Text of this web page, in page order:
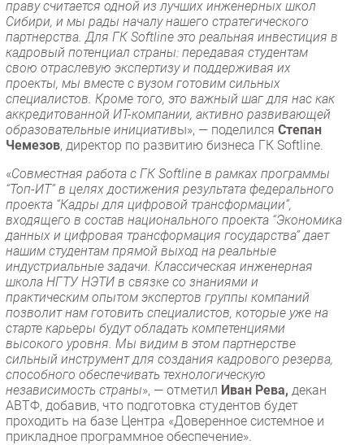
праву считается одной из лучших инженерных школ
Сибири, и мы рады началу нашего стратегического
партнерства. Для ГК Softline это реальная инвестиция в
кадровый потенциал страны: передавая студентам
свою отраслевую экспертизу и поддерживая их
проекты, мы вместе с вузом готовим сильных
специалистов. Кроме того, это важный шаг для нас как
аккредитованной ИТ-компании, активно развивающей
образовательные инициативы», — поделился Степан
Чемезов, директор по развитию бизнеса ГК Softline.
«Совместная работа с ГК Softline в рамках программы
“Топ-ИТ” в целях достижения результата федерального
проекта “Кадры для цифровой трансформации”,
входящего в состав национального проекта “Экономика
данных и цифровая трансформация государства” дает
нашим студентам прямой выход на реальные
индустриальные задачи. Классическая инженерная
школа НГТУ НЭТИ в связке со знаниями и
практическим опытом экспертов группы компаний
позволит нам готовить специалистов, которые уже на
старте карьеры будут обладать компетенциями
высокого уровня. Мы видим в этом партнерстве
сильный инструмент для создания кадрового резерва,
способного обеспечивать технологическую
независимость страны», — отметил Иван Рева, декан
АВТФ, добавив, что подготовка студентов будет
проходить на базе Центра «Доверенное системное и
прикладное программное обеспечение».